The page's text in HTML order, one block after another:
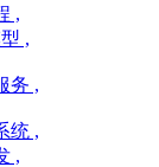
,
,
务 ,
统 ,
,